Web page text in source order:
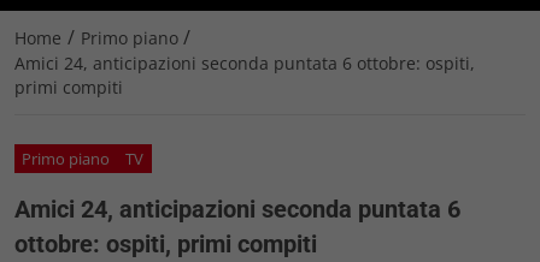
Home / Primo piano /
Amici 24, anticipazioni seconda puntata 6 ottobre: ospiti,
primi compiti
Primo piano TV
Amici 24, anticipazioni seconda puntata 6
ottobre: ospiti, primi compiti